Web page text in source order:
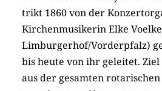
trikt 1860 von der
Kirchenmusikerin Elke
Limburgerhof/Vorderpfalz)
bis heute von ihr geleitet. Ziel
aus der gesamten